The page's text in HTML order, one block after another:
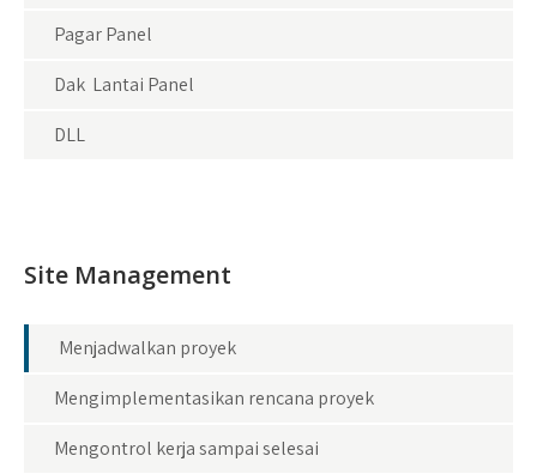
Pagar Panel
Dak Lantai Panel
DLL
Site Management
Menjadwalkan proyek
Mengimplementasikan rencana proyek
Mengontrol kerja sampai selesai